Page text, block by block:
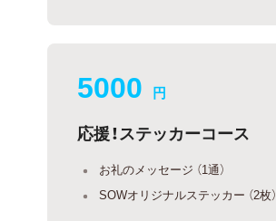
5000 円
応援！ステッカーコース
お礼のメッセージ （1通）
SOWオリジナルステッカー （2枚）